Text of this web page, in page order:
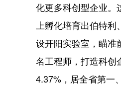
化更多科创型企业。
上孵化培育出伯特
设开阳实验室，瞄准
名工程师，打造科创
4.37%，居全省第一